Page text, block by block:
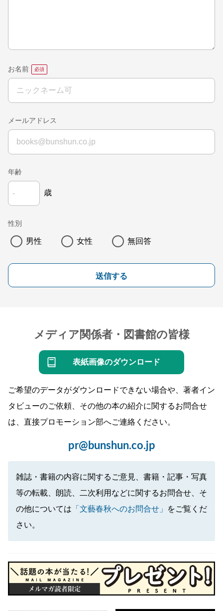
お名前
メールアドレス
年齢
歳
性別
男性 女性 無回答
送信する
メディア関係者・図書館の皆様
表紙画像のダウンロード
ご希望のデータがダウンロードできない場合や、著者イン
タビューのご依頼、その他の本の紹介に関するお問合せ
は、直接プロモーション部へご連絡ください。
pr@bunshun.co.jp
雑誌・書籍の内容に関するご意見、書籍・記事・写真
等の転載、朗読、二次利用などに関するお問合せ、そ
の他については 「文藝春秋へのお問合せ」
をご覧くだ
さい。